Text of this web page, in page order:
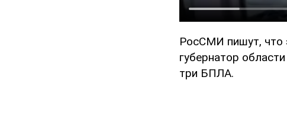
РосСМИ пишут, что
губернатор
три БПЛА.